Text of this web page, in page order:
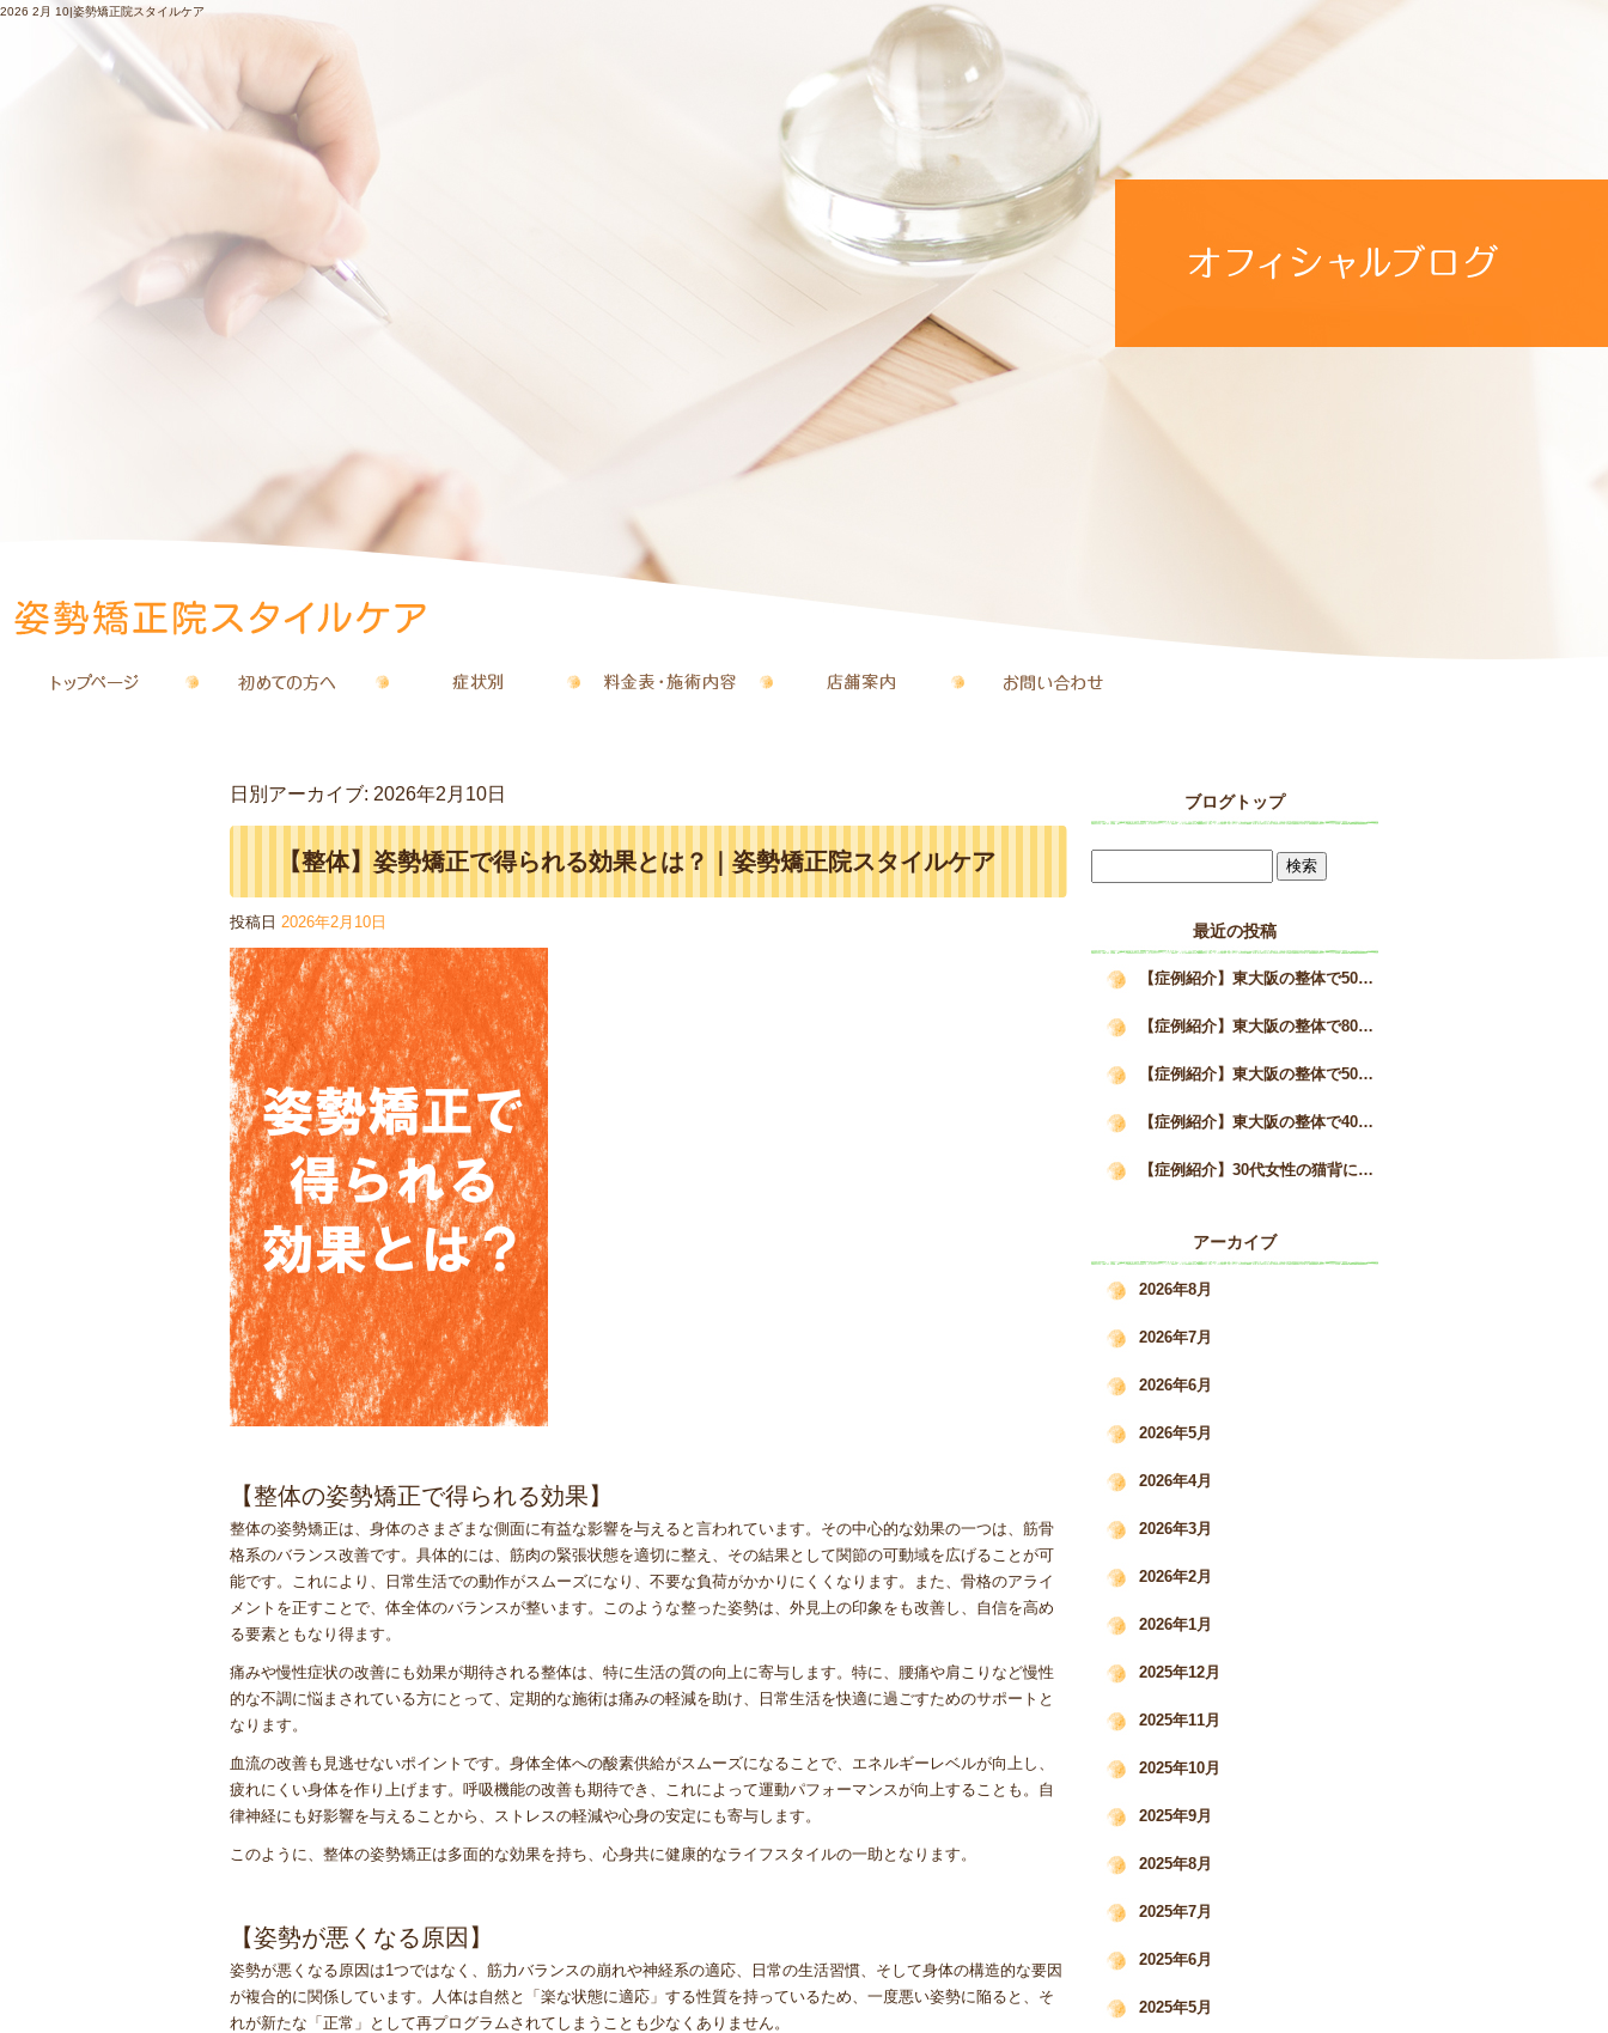
2026 2月 10|姿勢矯正院スタイルケア
日別アーカイブ: 2026年2月10日
【整体】姿勢矯正で得られる効果とは？｜姿勢矯正院スタイルケア
投稿日 2026年2月10日
【整体の姿勢矯正で得られる効果】
整体の姿勢矯正は、身体のさまざまな側面に有益な影響を与えると言われています。その中心的な効果の一つは、筋骨
格系のバランス改善です。具体的には、筋肉の緊張状態を適切に整え、その結果として関節の可動域を広げることが可
能です。これにより、日常生活での動作がスムーズになり、不要な負荷がかかりにくくなります。また、骨格のアライ
メントを正すことで、体全体のバランスが整います。このような整った姿勢は、外見上の印象をも改善し、自信を高め
る要素ともなり得ます。
痛みや慢性症状の改善にも効果が期待される整体は、特に生活の質の向上に寄与します。特に、腰痛や肩こりなど慢性
的な不調に悩まされている方にとって、定期的な施術は痛みの軽減を助け、日常生活を快適に過ごすためのサポートと
なります。
血流の改善も見逃せないポイントです。身体全体への酸素供給がスムーズになることで、エネルギーレベルが向上し、
疲れにくい身体を作り上げます。呼吸機能の改善も期待でき、これによって運動パフォーマンスが向上することも。自
律神経にも好影響を与えることから、ストレスの軽減や心身の安定にも寄与します。
このように、整体の姿勢矯正は多面的な効果を持ち、心身共に健康的なライフスタイルの一助となります。
【姿勢が悪くなる原因】
姿勢が悪くなる原因は1つではなく、筋力バランスの崩れや神経系の適応、日常の生活習慣、そして身体の構造的な要因
が複合的に関係しています。人体は自然と「楽な状態に適応」する性質を持っているため、一度悪い姿勢に陥ると、そ
れが新たな「正常」として再プログラムされてしまうことも少なくありません。
ブログトップ
最近の投稿
【症例紹介】東大阪の整体で50代女性の巻き肩と疲労感が改善した施術事例｜姿勢矯正院スタイルケア
【症例紹介】東大阪の整体で80代男性の猫背を改善へ｜高齢者の姿勢改善と身体の変化｜姿勢矯正院スタイルケア
【症例紹介】東大阪の整体で50代女性の猫背と自律神経の不調が3か月で改善した事例｜姿勢矯正院スタイルケア
【症例紹介】東大阪の整体で40代女性の猫背・巻き肩を改善｜慢性的な肩こりと疲労感の変化｜姿勢矯正院スタイルケア
【症例紹介】30代女性の猫背による肩こり・腰痛を根本改善した施術事例｜姿勢矯正院スタイルケア
アーカイブ
2026年8月
2026年7月
2026年6月
2026年5月
2026年4月
2026年3月
2026年2月
2026年1月
2025年12月
2025年11月
2025年10月
2025年9月
2025年8月
2025年7月
2025年6月
2025年5月